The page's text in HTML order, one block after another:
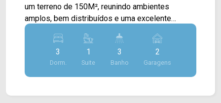
um terreno de 150M², reunindo ambientes
amplos, bem distribuídos e uma excelente
estrutura para quem busca conforto e praticidade
no dia a dia. A área interna conta com sala de
estar aconchegante e sala de jantar integrada à
cozinha com armários, proporcionando um
ambiente funcional e agradável para convivência.
3
Dorm.
1
Suite
3
Banho
2
Garagens